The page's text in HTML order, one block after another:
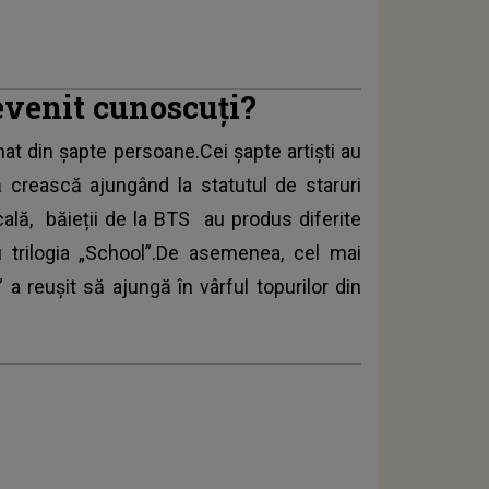
cunoscuți?
din șapte persoane.Cei șapte artiști au
ajungând la statutul de staruri
băieții de la BTS au produs diferite
„School”.De asemenea, cel mai
a reușit să ajungă în vârful topurilor din